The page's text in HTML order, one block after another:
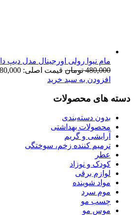
مام نیوا رولی اورجینال مدل دیپ دارک
480,000 تومان قیمت اصلی: 480,000 تومان بود.
افزودن به سبد خرید
دسته های محصولات
بدون دسته‌بندی
محصولات بهداشتی
آرایشی و گریم
ترمیم کننده زخم، سوختگی
عطر
کودک و نوزاد
لوازم برقی
مواد شوینده
موم سرد
چسب مو
موس مو